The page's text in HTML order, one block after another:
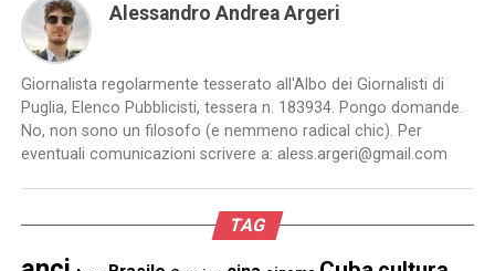
Alessandro Andrea Argeri
Giornalista regolarmente tesserato all'Albo dei Giornalisti di
Puglia, Elenco Pubblicisti, tessera n. 183934. Pongo domande.
No, non sono un filosofo (e nemmeno radical chic). Per
eventuali comunicazioni scrivere a: aless.argeri@gmail.com
TAG